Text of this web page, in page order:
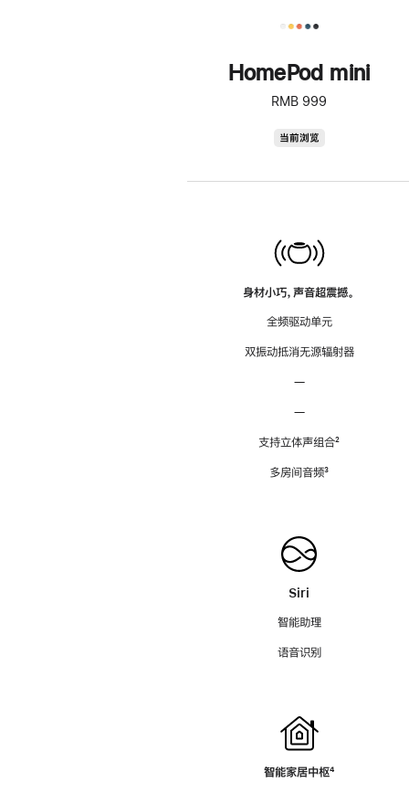
HomePod mini
RMB 999
当前浏览
身材小巧，声音超震撼。
全频驱动单元
双振动抵消无源辐射器
—
—
支持立体声组合脚
²
多房间音频脚
³
Siri
智能助理
语音识别
智能家居中枢脚
⁴